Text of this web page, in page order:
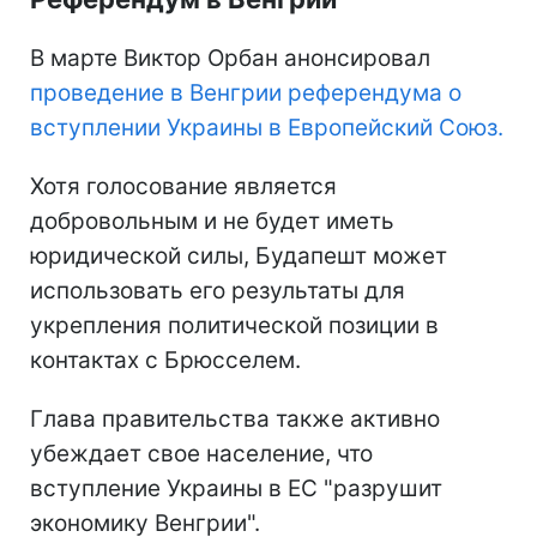
В марте Виктор Орбан анонсировал
проведение в Венгрии референдума о
вступлении Украины в Европейский Союз.
Хотя голосование является
добровольным и не будет иметь
юридической силы, Будапешт может
использовать его результаты для
укрепления политической позиции в
контактах с Брюсселем.
Глава правительства также активно
убеждает свое население, что
вступление Украины в ЕС "разрушит
экономику Венгрии".